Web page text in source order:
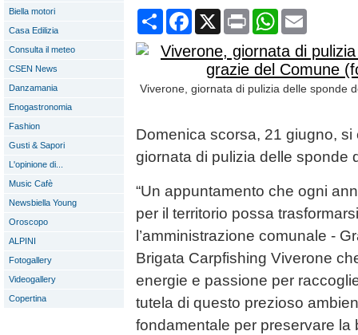
Biella motori
Casa Edilizia
Consulta il meteo
CSEN News
Danzamania
Enogastronomia
Fashion
Gusti & Sapori
L'opinione di...
Music Cafè
Newsbiella Young
Oroscopo
ALPINI
Fotogallery
Videogallery
Copertina
CondividiFacebook
X Print WhatsApp
Viverone, giornata di pulizia delle sponde
Domenica scorsa, 21 giugno,
giornata di pulizia delle sponde
“Un appuntamento che ogni
per il territorio possa
l’amministrazione comunale -
Brigata Carpfishing Viverone
energie e passione per
tutela di questo prezioso
fondamentale per preservare